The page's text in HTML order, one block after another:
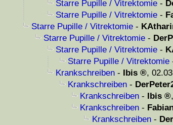
Starre Pupille / Vitrektomie -
Starre Pupille / Vitrektomie -
Starre Pupille / Vitrektomie -
Starre Pupille / Vitrektomie -
Starre Pupille / Vitrektomie -
Starre Pupille / Vitrektomie
Krankschreiben - Ibis ,
Krankschreiben -
Krankschreiben - Ibis ,
Krankschreiben -
Krankschreiben -